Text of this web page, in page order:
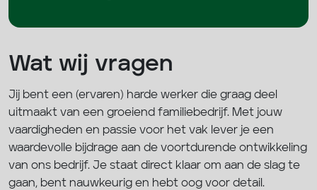
Wat wij vragen
Jij bent een (ervaren) harde werker die graag deel
uitmaakt van een groeiend familiebedrijf. Met jouw
vaardigheden en passie voor het vak lever je een
waardevolle bijdrage aan de voortdurende ontwikkeling
van ons bedrijf. Je staat direct klaar om aan de slag te
gaan, bent nauwkeurig en hebt oog voor detail.